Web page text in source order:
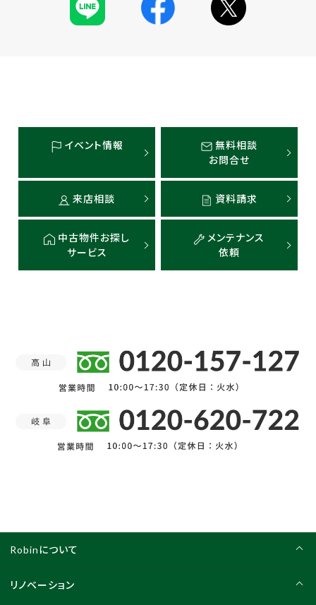
イベント情報
無料相談
お問合せ
来店相談 資料請求
中古物件お探し
サービス
メンテナンス
依頼
Robinについて
リノベーション